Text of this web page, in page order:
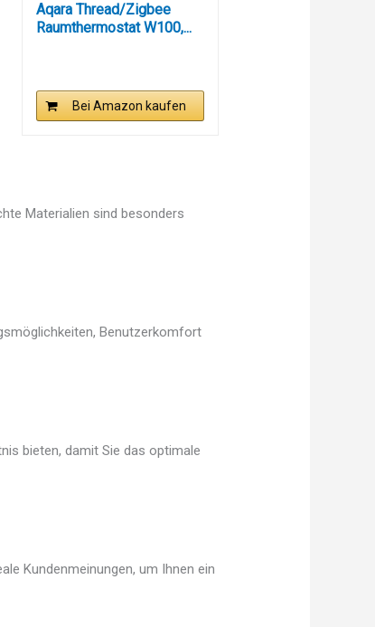
Aqara Thread/Zigbee
Raumthermostat W100,...
Bei Amazon kaufen
Materialien sind besonders
Benutzerkomfort
bieten, damit Sie das optimale
Kundenmeinungen, um Ihnen ein